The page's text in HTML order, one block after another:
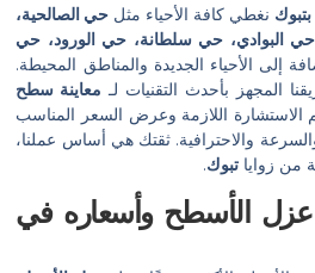
نغطي كافة الأحياء مثل حي الصالحية،
البوادي، حي سلطانة، حي الورود، حي
إلى الأحياء الجديدة والمناطق المحيطة.
المجهز بأحدث التقنيات لـ معاينة سطح
الاستشارة اللازمة وعرض السعر المناسب
والاحترافية. ثقتك هي أساس عملنا،
من زواياتبوك.
الأسطح وأسعاره في